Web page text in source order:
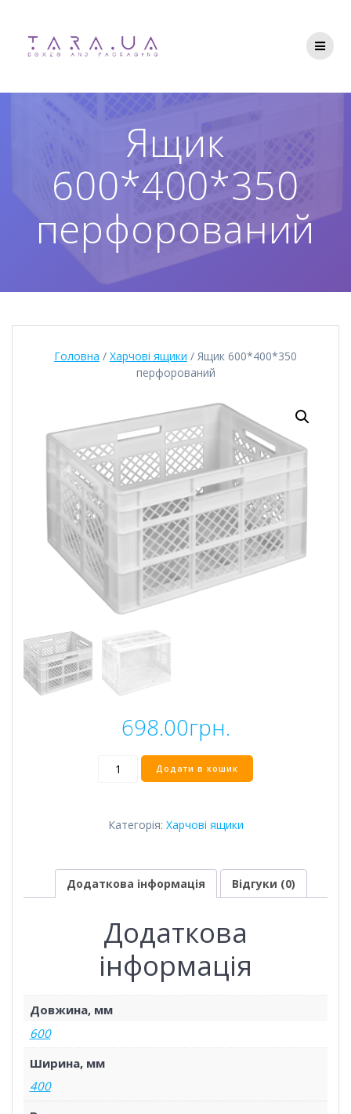
Ящик
600*400*350
перфорований
Головна / Харчові ящики / Ящик 600*400*350
перфорований
698.00грн.
Ящик
600*400*350
Додати в кошик
Категорія: Харчові ящики
Додаткова інформація Відгуки (0)
Додаткова
інформація
Довжина, мм
600
Ширина, мм
400